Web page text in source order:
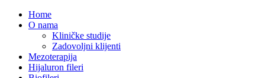
Home
O nama
Kliničke studije
Zadovoljni klijenti
Mezoterapija
Hijaluron fileri